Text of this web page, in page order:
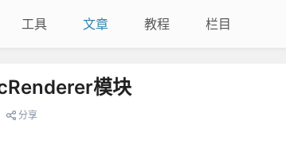
工具 文章 教程 栏目
模块
分享